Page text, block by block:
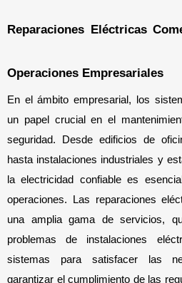
Reparaciones Eléctricas
Operaciones Empresariales
En el ámbito empresarial, los
un papel crucial en el
seguridad. Desde edificios de
hasta instalaciones industriales y
la electricidad confiable es
operaciones. Las reparaciones
una amplia gama de servicios,
problemas de instalaciones
sistemas para satisfacer las
garantizar el cumplimiento de las